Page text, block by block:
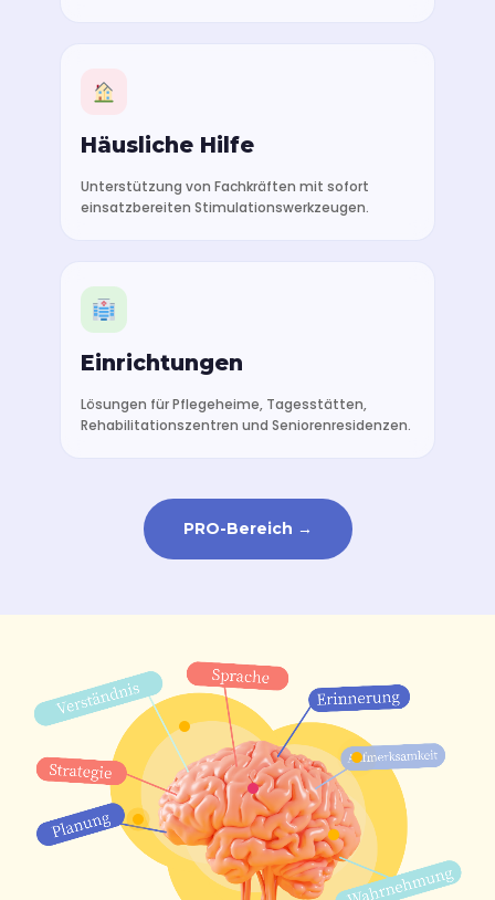
Häusliche Hilfe
Unterstützung von Fachkräften mit sofort
einsatzbereiten Stimulationswerkzeugen.
Einrichtungen
Lösungen für Pflegeheime, Tagesstätten,
Rehabilitationszentren und Seniorenresidenzen.
PRO-Bereich →